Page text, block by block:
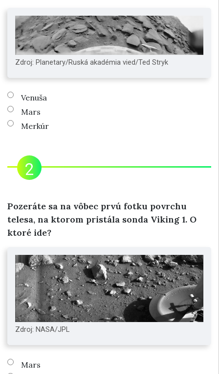
Zdroj: Planetary/Ruská akadémia vied/Ted Stryk
Venuša
Mars
Merkúr
Pozeráte sa na vôbec prvú fotku povrchu
telesa, na ktorom pristála sonda Viking 1. O
ktoré ide?
Zdroj: NASA/JPL
Mars